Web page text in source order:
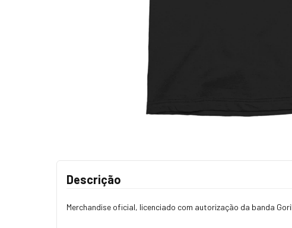
Descrição
Merchandise oficial, licenciado com autorização da banda